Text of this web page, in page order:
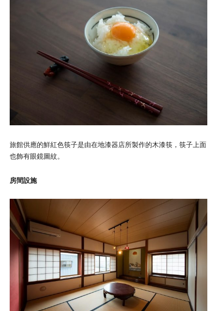
旅館供應的鮮紅色筷子是由在地漆器店所製作的木漆筷，筷子上面
也飾有眼鏡圖紋。
房間設施